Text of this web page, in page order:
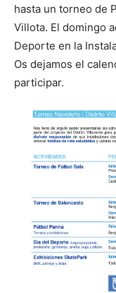
hasta un torneo de
Villota. El domingo
Deporte en la
Os dejamos el
participar.